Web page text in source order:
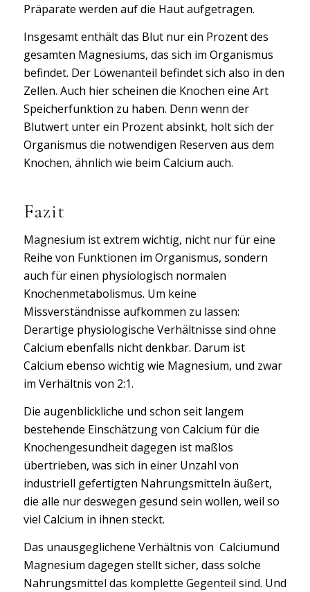
Präparate werden auf die Haut aufgetragen.
Insgesamt enthält das Blut nur ein Prozent des
gesamten Magnesiums, das sich im Organismus
befindet. Der Löwenanteil befindet sich also in den
Zellen. Auch hier scheinen die Knochen eine Art
Speicherfunktion zu haben. Denn wenn der
Blutwert unter ein Prozent absinkt, holt sich der
Organismus die notwendigen Reserven aus dem
Knochen, ähnlich wie beim Calcium auch.
Fazit
Magnesium ist extrem wichtig, nicht nur für eine
Reihe von Funktionen im Organismus, sondern
auch für einen physiologisch normalen
Knochenmetabolismus. Um keine
Missverständnisse aufkommen zu lassen:
Derartige physiologische Verhältnisse sind ohne
Calcium ebenfalls nicht denkbar. Darum ist
Calcium ebenso wichtig wie Magnesium, und zwar
im Verhältnis von 2:1.
Die augenblickliche und schon seit langem
bestehende Einschätzung von Calcium für die
Knochengesundheit dagegen ist maßlos
übertrieben, was sich in einer Unzahl von
industriell gefertigten Nahrungsmitteln äußert,
die alle nur deswegen gesund sein wollen, weil so
viel Calcium in ihnen steckt.
Das unausgeglichene Verhältnis von Calciumund
Magnesium dagegen stellt sicher, dass solche
Nahrungsmittel das komplette Gegenteil sind. Und